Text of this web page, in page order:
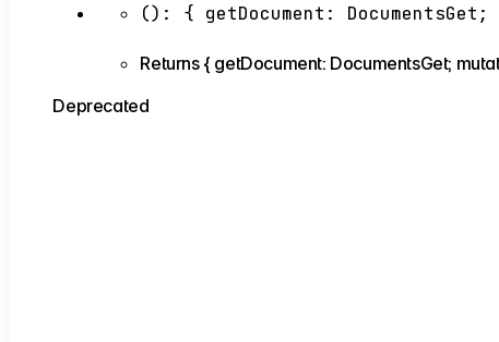
() : { getDocument : DocumentsGet ;
Returns { getDocument: DocumentsGet;
Deprecated